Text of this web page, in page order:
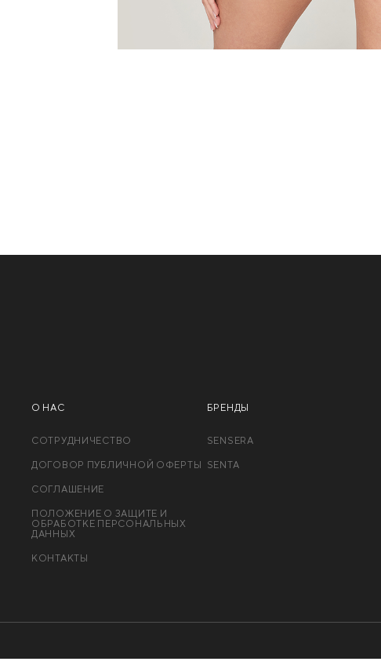
О НАС
СОТРУДНИЧЕСТВО
ДОГОВОР ПУБЛИЧНОЙ ОФЕРТЫ
СОГЛАШЕНИЕ
ПОЛОЖЕНИЕ О ЗАЩИТЕ И
ОБРАБОТКЕ ПЕРСОНАЛЬНЫХ
ДАННЫХ
КОНТАКТЫ
БРЕНДЫ
SENSERA
SENTA